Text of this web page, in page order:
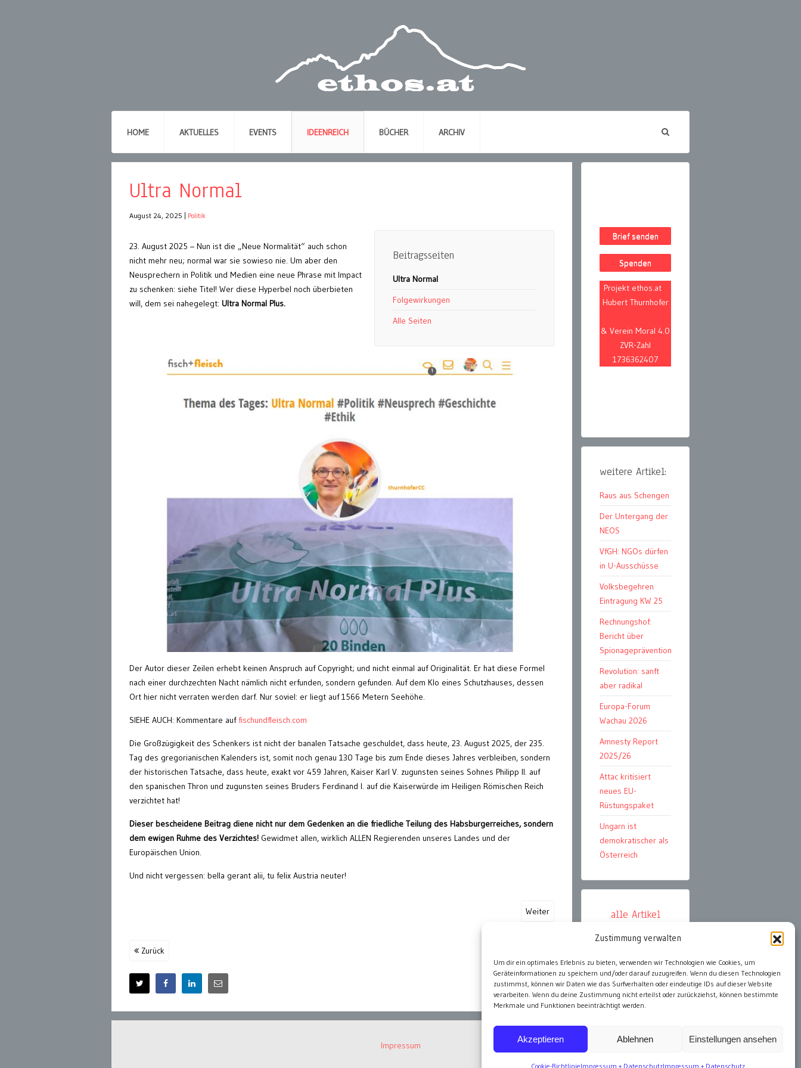
Zustimmung verwalten
Um dir ein optimales Erlebnis zu bieten, verwenden wir Technologien wie Cookies, um
Geräteinformationen zu speichern und/oder darauf zuzugreifen. Wenn du diesen Technologien
zustimmst, können wir Daten wie das Surfverhalten oder eindeutige IDs auf dieser Website
verarbeiten. Wenn du deine Zustimmung nicht erteilst oder zurückziehst, können bestimmte
Merkmale und Funktionen beeinträchtigt werden.
Akzeptieren Ablehnen Einstellungen ansehen
Cookie-RichtlinieImpressum + DatenschutzImpressum + Datenschutz
HOME AKTUELLES EVENTS IDEENREICH BÜCHER ARCHIV
Ultra Normal
August 24, 2025 Politik
Beitragsseiten
Ultra Normal
Folgewirkungen
Alle Seiten
23. August 2025 – Nun ist die „Neue Normalität“ auch schon
nicht mehr neu; normal war sie sowieso nie. Um aber den
Neusprechern in Politik und Medien eine neue Phrase mit Impact
zu schenken: siehe Titel! Wer diese Hyperbel noch überbieten
will, dem sei nahegelegt: Ultra Normal Plus.
Der Autor dieser Zeilen erhebt keinen Anspruch auf Copyright; und nicht einmal auf Originalität. Er hat diese Formel
nach einer durchzechten Nacht nämlich nicht erfunden, sondern gefunden. Auf dem Klo eines Schutzhauses, dessen
Ort hier nicht verraten werden darf. Nur soviel: er liegt auf 1566 Metern Seehöhe.
SIEHE AUCH: Kommentare auffischundfleisch.com
Die Großzügigkeit des Schenkers ist nicht der banalen Tatsache geschuldet, dass heute, 23. August 2025, der 235.
Tag des gregorianischen Kalenders ist, somit noch genau 130 Tage bis zum Ende dieses Jahres verbleiben, sondern
der historischen Tatsache, dass heute, exakt vor 459 Jahren, Kaiser Karl V. zugunsten seines Sohnes Philipp II. auf
den spanischen Thron und zugunsten seines Bruders Ferdinand I. auf die Kaiserwürde im Heiligen Römischen Reich
verzichtet hat!
Dieser bescheidene Beitrag diene nicht nur dem Gedenken an die friedliche Teilung des Habsburgerreiches, sondern
dem ewigen Ruhme des Verzichtes! Gewidmet allen, wirklich ALLEN Regierenden unseres Landes und der
Europäischen Union.
Und nicht vergessen: bella gerant alii, tu felix Austria neuter!
Weiter
Zurück
Brief senden
Spenden
Projekt ethos.at
Hubert Thurnhofer
& Verein Moral 4.0
ZVR-Zahl
1736362407
weitere Artikel:
Raus aus Schengen
Der Untergang der
NEOS
VfGH: NGOs dürfen
in U-Ausschüsse
Volksbegehren
Eintragung KW 25
Rechnungshof:
Bericht über
Spionageprävention
Revolution: sanft
aber radikal
Europa-Forum
Wachau 2026
Amnesty Report
2025/26
Attac kritisiert
neues EU-
Rüstungspaket
Ungarn ist
demokratischer als
Österreich
alle Artikel
Impressum